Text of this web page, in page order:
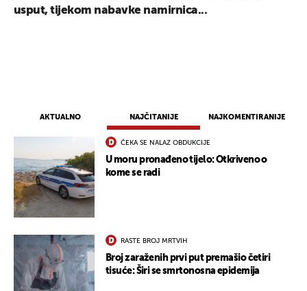
AKTUALNO NAJČITANIJE NAJKOMENTIRANIJE
ČEKA SE NALAZ OBDUKCIJE
U moru pronađeno tijelo: Otkriveno o
kome se radi
RASTE BROJ MRTVIH
Broj zaraženih prvi put premašio četiri
tisuće: Širi se smrtonosna epidemija
usput, tijekom nabavke namirnica...